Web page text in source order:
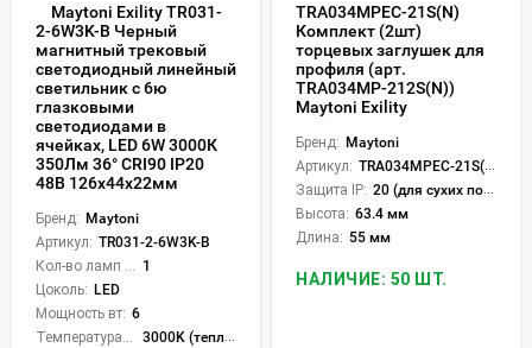
Maytoni Exility TR031-
2-6W3K-B Черный
магнитный трековый
светодиодный линейный
светильник с 6ю
глазковыми
светодиодами в
ячейках, LED 6W 3000К
350Лм 36° CRI90 IP20
48В 126x44x22мм
Бренд: Maytoni
Артикул: TR031-2-6W3K-B
Кол-во ламп или LED: 1
Цоколь: LED
Мощность вт: 6
Температура света:
3000K (теплый)
TRA034MPEC-21S(N)
Комплект (2шт)
торцевых заглушек для
профиля (арт.
TRA034MP-212S(N))
Maytoni Exility
Бренд: Maytoni
Артикул: TRA034MPEC-21S(N)
Защита IP: 20 (для сухих пом.)
Высота: 63.4 мм
Длина: 55 мм
НАЛИЧИЕ: 50 ШТ.